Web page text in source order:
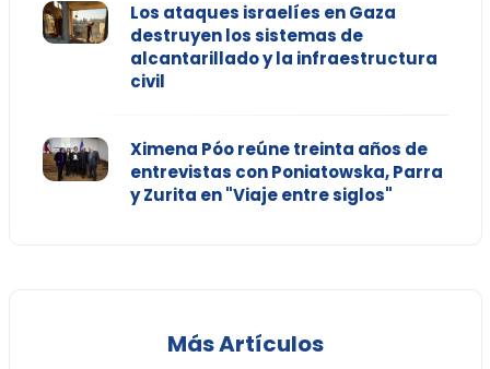
Los ataques israelíes en Gaza
destruyen los sistemas de
alcantarillado y la infraestructura
civil
Ximena Póo reúne treinta años de
entrevistas con Poniatowska, Parra
y Zurita en "Viaje entre siglos"
Más Artículos